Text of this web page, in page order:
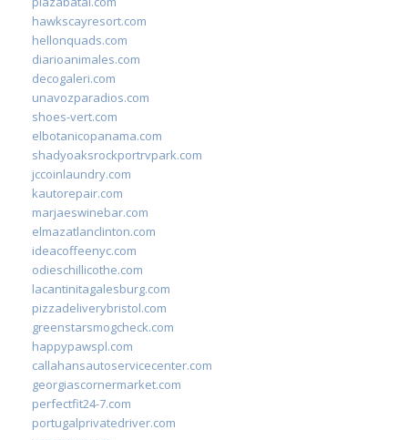
hawkscayresort.com
hellonquads.com
diarioanimales.com
decogaleri.com
unavozparadios.com
shoes-vert.com
elbotanicopanama.com
shadyoaksrockportrvpark.com
jccoinlaundry.com
kautorepair.com
marjaeswinebar.com
elmazatlanclinton.com
ideacoffeenyc.com
odieschillicothe.com
lacantinitagalesburg.com
pizzadeliverybristol.com
greenstarsmogcheck.com
happypawspl.com
callahansautoservicecenter.com
georgiascornermarket.com
perfectfit24-7.com
portugalprivatedriver.com